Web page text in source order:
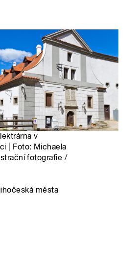
v
| Foto: Michaela
fotografie /
města